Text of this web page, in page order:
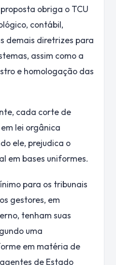
obriga o TCU
contábil,
demais diretrizes para
assim como a
e homologação das
cada corte de
lei orgânica
ele, prejudica o
em bases uniformes.
para os tribunais
gestores, em
tenham suas
uma
em matéria de
de Estado